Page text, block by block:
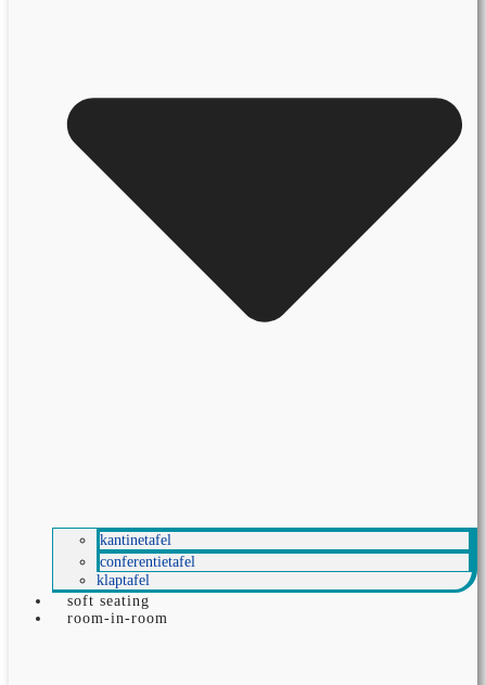
kantinetafel
conferentietafel
klaptafel
soft seating
room-in-room